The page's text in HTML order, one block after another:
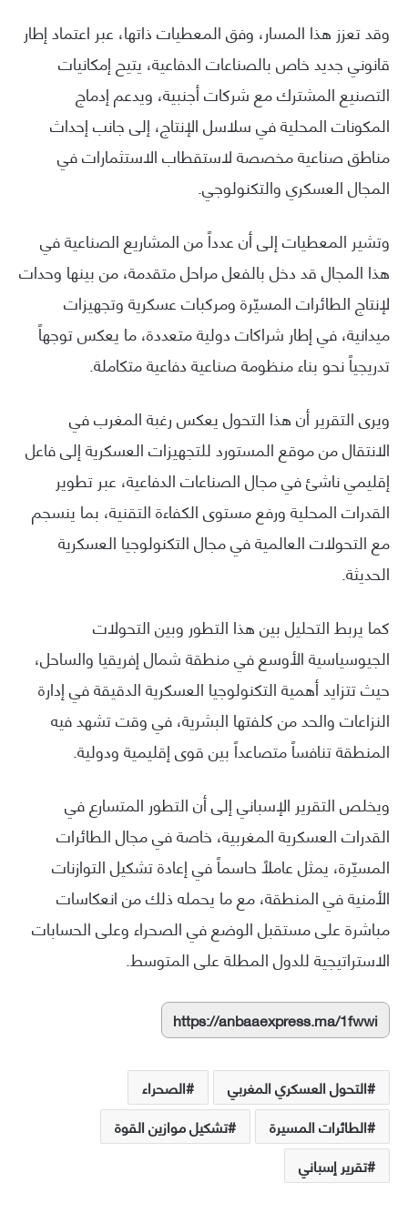
وقد تعزز هذا المسار، وفق المعطيات ذاتها، عبر اعتماد إطار
قانوني جديد خاص بالصناعات الدفاعية، يتيح إمكانيات
التصنيع المشترك مع شركات أجنبية، ويدعم إدماج
المكونات المحلية في سلاسل الإنتاج، إلى جانب إحداث
مناطق صناعية مخصصة لاستقطاب الاستثمارات في
المجال العسكري والتكنولوجي.
وتشير المعطيات إلى أن عدداً من المشاريع الصناعية في
هذا المجال قد دخل بالفعل مراحل متقدمة، من بينها وحدات
لإنتاج الطائرات المسيّرة ومركبات عسكرية وتجهيزات
ميدانية، في إطار شراكات دولية متعددة، ما يعكس توجهاً
تدريجياً نحو بناء منظومة صناعية دفاعية متكاملة.
ويرى التقرير أن هذا التحول يعكس رغبة المغرب في
الانتقال من موقع المستورد للتجهيزات العسكرية إلى فاعل
إقليمي ناشئ في مجال الصناعات الدفاعية، عبر تطوير
القدرات المحلية ورفع مستوى الكفاءة التقنية، بما ينسجم
مع التحولات العالمية في مجال التكنولوجيا العسكرية
الحديثة.
كما يربط التحليل بين هذا التطور وبين التحولات
الجيوسياسية الأوسع في منطقة شمال إفريقيا والساحل،
حيث تتزايد أهمية التكنولوجيا العسكرية الدقيقة في إدارة
النزاعات والحد من كلفتها البشرية، في وقت تشهد فيه
المنطقة تنافساً متصاعداً بين قوى إقليمية ودولية.
ويخلص التقرير الإسباني إلى أن التطور المتسارع في
القدرات العسكرية المغربية، خاصة في مجال الطائرات
المسيّرة، يمثل عاملاً حاسماً في إعادة تشكيل التوازنات
الأمنية في المنطقة، مع ما يحمله ذلك من انعكاسات
مباشرة على مستقبل الوضع في الصحراء وعلى الحسابات
الاستراتيجية للدول المطلة على المتوسط.
https://anbaaexpress.ma/1fwwi
التحول العسكري المغربي
الصحراء
الطائرات المسيرة
تشكيل موازين القوة
تقرير إسباني